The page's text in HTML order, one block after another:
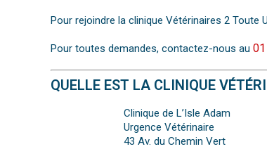
Pour rejoindre la clinique Vétérinaires 2 Toute
Pour toutes demandes, contactez-nous au
QUELLE EST LA CLINIQUE
Clinique de L’Isle Adam
Urgence Vétérinaire
43 Av. du Chemin Vert